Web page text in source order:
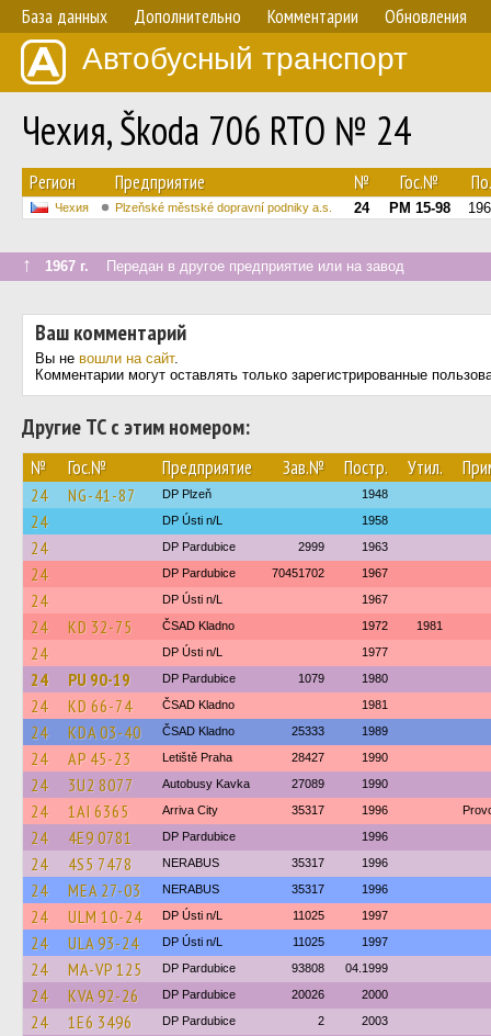
База данных Дополнительно Комментарии Обновления
Автобусный транспорт
Чехия, Škoda 706 RTO № 24
Регион Предприятие № Гос.№
Чехия Plzeňské městské dopravní podniky a.s. 24 PM 15-98
↑ 1967 г. Передан в другое предприятие или на завод
Ваш комментарий
Вы не вошли на сайт.
Комментарии могут оставлять только зарегистрированные
Другие ТС с этим номером:
№ Гос.№ Предприятие Зав.№ Постр. Утил.
24 NG-41-87 DP Plzeň 1948
24 DP Ústi n/L 1958
24 DP Pardubice 2999 1963
24 DP Pardubice 70451702 1967
24 DP Ústi n/L 1967
24 KD 32-75 ČSAD Kladno 1972 1981
24 DP Ústi n/L 1977
24 PU 90-19 DP Pardubice 1079 1980
24 KD 66-74 ČSAD Kladno 1981
24 KDA 03-40 ČSAD Kladno 25333 1989
24 AP 45-23 Letiště Praha 28427 1990
24 3U2 8077 Autobusy Kavka 27089 1990
24 1AI 6365 Arriva City 35317 1996
24 4E9 0781 DP Pardubice 1996
24 4S5 7478 NERABUS 35317 1996
24 MEA 27-03 NERABUS 35317 1996
24 ULM 10-24 DP Ústi n/L 11025 1997
24 ULA 93-24 DP Ústi n/L 11025 1997
24 MA-VP 125 DP Pardubice 93808 04.1999
24 KVA 92-26 DP Pardubice 20026 2000
24 1E6 3496 DP Pardubice 2 2003